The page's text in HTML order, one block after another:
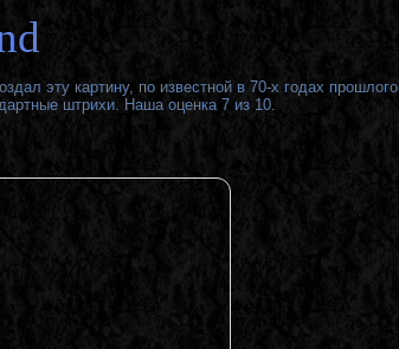
эту картину, по известной в 70-х годах прошлого
штрихи. Наша оценка 7 из 10.